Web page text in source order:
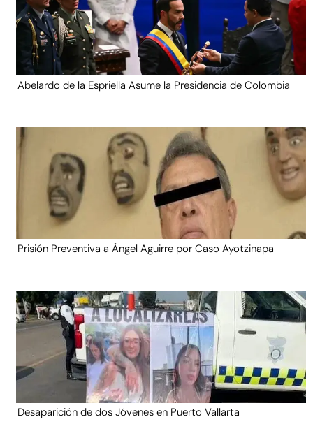
Abelardo de la Espriella Asume la Presidencia de Colombia
Prisión Preventiva a Ángel Aguirre por Caso Ayotzinapa
Desaparición de dos Jóvenes en Puerto Vallarta